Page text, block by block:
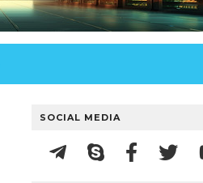
SOCIAL MEDIA